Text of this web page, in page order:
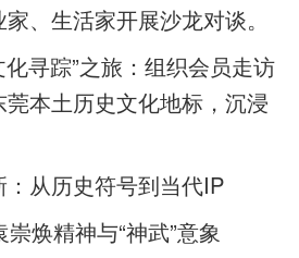
、生活家开展沙龙对谈。
寻踪”之旅：组织会员走访
本土历史文化地标，沉浸
从历史符号到当代IP
焕精神与“神武”意象